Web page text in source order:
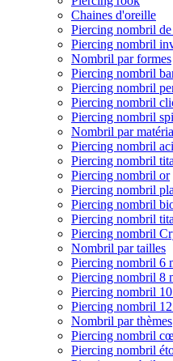
Chaines d'oreille
Piercing nombril de
Piercing nombril
Nombril par formes
Piercing nombril
Piercing nombril
Piercing nombril
Piercing nombril
Nombril par
Piercing nombril
Piercing nombril
Piercing nombril or
Piercing nombril
Piercing nombril
Piercing nombril
Piercing nombril
Nombril par tailles
Piercing nombril 6
Piercing nombril 8
Piercing nombril
Piercing nombril
Nombril par thèmes
Piercing nombril
Piercing nombril